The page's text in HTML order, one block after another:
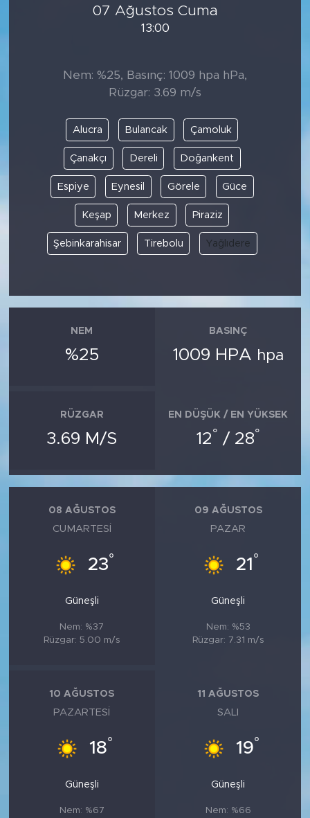
07 Ağustos Cuma
13:00
Nem: %25, Basınç: 1009 hpa hPa,
Rüzgar: 3.69 m/s
Alucra Bulancak Çamoluk
Çanakçı Dereli Doğankent
Espiye Eynesil Görele Güce
Keşap Merkez Piraziz
Şebinkarahisar Tirebolu Yağlıdere
NEM
%25
BASINÇ
1009 HPA hpa
RÜZGAR
3.69 M/S
EN DÜŞÜK / EN YÜKSEK
12° / 28°
08 AĞUSTOS
CUMARTESI
23°
Güneşli
Nem: %37
Rüzgar: 5.00 m/s
09 AĞUSTOS
PAZAR
21 °
Güneşli
Nem: %53
Rüzgar: 7.31 m/s
10 AĞUSTOS
PAZARTESI
18°
Güneşli
Nem: %67
11 AĞUSTOS
SALI
19°
Güneşli
Nem: %66
DİNİ
POLİTİKA
EKONOMİ
SPOR
KÜLTÜR SANAT
YAŞAM
TARİHTEN GÜNÜMÜZE
TARİH
SİYASET
FOTO GALERİ
ALINTI YAZARLAR